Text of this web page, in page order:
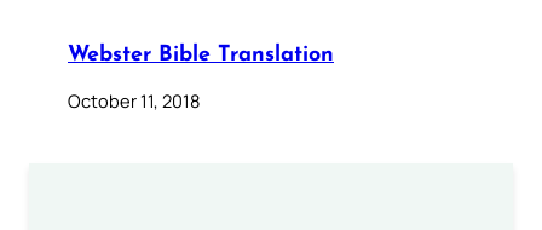
Webster Bible Translation
October 11, 2018